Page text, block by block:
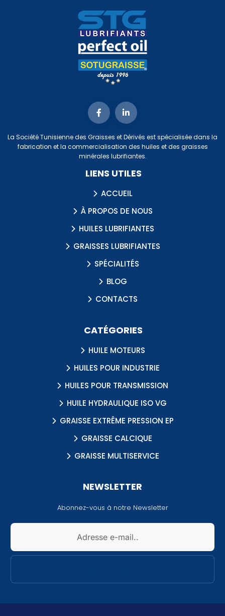
La Société Tunisienne des Graisses et Dérivés est spécialisée dans la
fabrication et la commercialisation des huiles et des graisses
minérales lubrifiantes.
LIENS UTILES
ACCUEIL
À PROPOS DE NOUS
HUILES LUBRIFIANTES
GRAISSES LUBRIFIANTES
SPÉCIALITÉS
BLOG
CONTACTS
CATÉGORIES
HUILE MOTEURS
HUILES POUR INDUSTRIE
HUILES POUR TRANSMISSION
HUILE HYDRAULIQUE ISO VG
GRAISSE EXTRÊME PRESSION EP
GRAISSE CALCIQUE
GRAISSE MULTISERVICE
NEWSLETTER
Abonnez-vous à notre Newsletter